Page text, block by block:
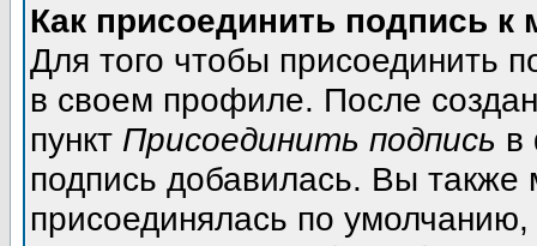
Как присоединить подпись
Для того чтобы присоединить
в своем профиле. После
пункт Присоединить подпись в
подпись добавилась. Вы также
присоединялась по